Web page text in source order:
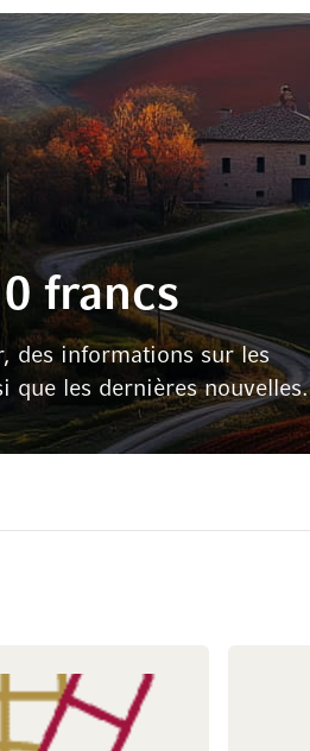
francs
des informations sur les
que les dernières nouvelles.